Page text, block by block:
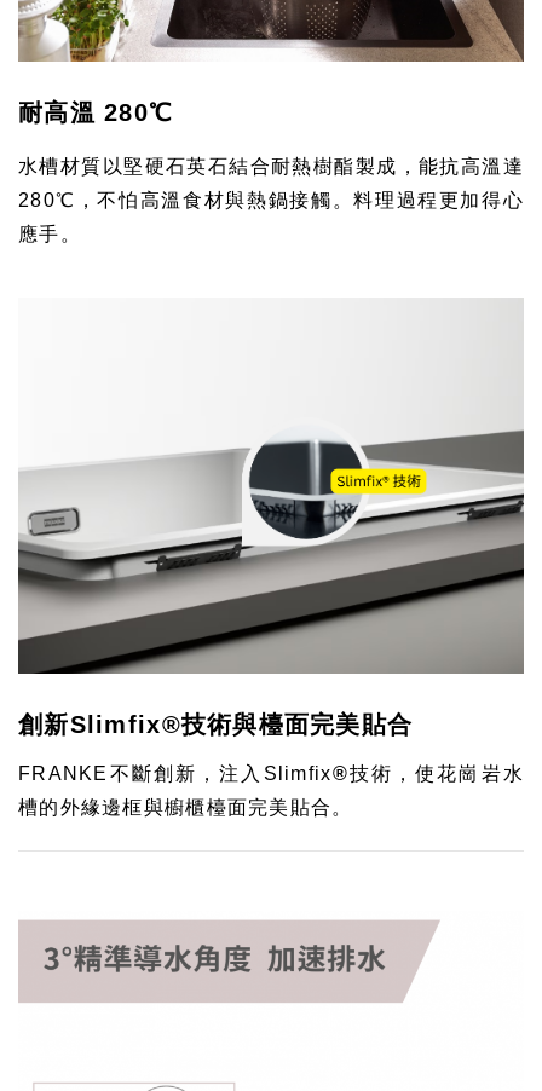
耐高溫 280℃
水槽材質以堅硬石英石結合耐熱樹酯製成，能抗高溫達
280℃，不怕高溫食材與熱鍋接觸。料理過程更加得心
應手。
創新Slimfix®技術與檯面完美貼合
FRANKE不斷創新，注入Slimfix®技術，使花崗岩水
槽的外緣邊框與櫥櫃檯面完美貼合。